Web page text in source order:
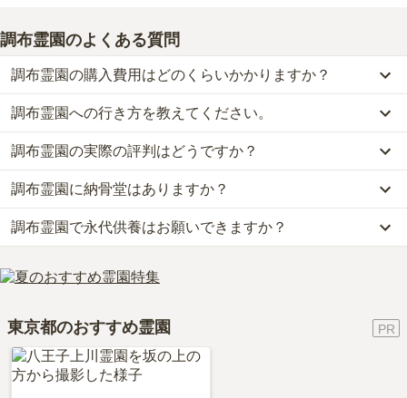
また入口付近にのぼり旗が出ていますので、場所が分かりづらいこ
す。霊園というよりは庭園のような作りになっています。
物などがないため、比較的見通しが良いのが特徴です。
調布霊園のよくある質問
調布霊園の購入費用はどのくらいかかりますか？
調布霊園では、一般墓が約292.2万円から、納骨堂が約48.5万円か
らお求めいただけます。
なお、調布霊園がある東京都の相場は、一般墓が約151万円（墓石
代別途）、納骨堂が約128万円です。
お墓は、価格が高いものがよい、安いものが悪い、という訳ではあ
きる場所を選ぶことです。
調布霊園への行き方を教えてください。
公共交通機関の場合、京王線「調布駅（北口13番）」から小田急バ
ス［鷹56系統］三鷹駅行または小田急バス［吉06系統］吉祥寺駅行
に約17分乗車、「調布北高前バス停」下車目前です。
車の場合、中央自動車道「調布インター」から車で約5分です。
詳しいルートや地図は、本ページの「地図・交通アクセス」欄をご
調布霊園の実際の評判はどうですか？
当サイトに寄せられた総合評価は、3.8点です。特に管理状況が高
く評価されています。
利用者様からは「館内にはお花などの販売もある、法要の後は食事
も頼むこともできるし、深大寺に食事の場所もある。送迎もしても
らえる。」といったお声をいただいております。
調布霊園に納骨堂はありますか？
はい、調布霊園には8種類の納骨堂がございます。
費用は、約48.5万円からとなっております。
調布霊園がある東京都の納骨堂の相場価格は、約128万円です。
納骨堂について詳しく知りたい方は『
調布霊園で永代供養はお願いできますか？
はい、調布霊園は永代供養に対応しています。
費用は、約48.5万円からとなっております。
永代供養について詳しく知りたい方は『
永代供養墓をわかりやすく
解説！』をご覧ください。
東京都のおすすめ霊園